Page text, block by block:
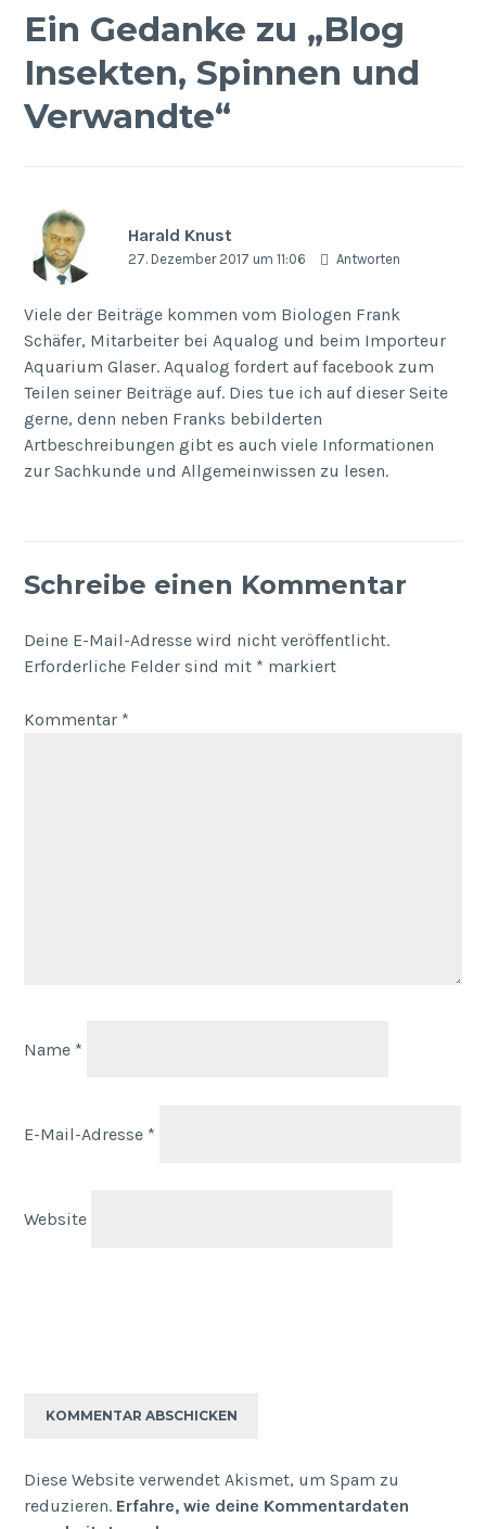
Ein Gedanke zu „Blog
Insekten, Spinnen und
Verwandte“
Harald Knust
27. Dezember 2017 um 11:06 Antworten
Viele der Beiträge kommen vom Biologen Frank
Schäfer, Mitarbeiter bei Aqualog und beim Importeur
Aquarium Glaser. Aqualog fordert auf facebook zum
Teilen seiner Beiträge auf. Dies tue ich auf dieser Seite
gerne, denn neben Franks bebilderten
Artbeschreibungen gibt es auch viele Informationen
zur Sachkunde und Allgemeinwissen zu lesen.
Schreibe einen Kommentar
Deine E-Mail-Adresse wird nicht veröffentlicht.
Erforderliche Felder sind mit * markiert
Kommentar *
Name *
E-Mail-Adresse *
Website
Diese Website verwendet Akismet, um Spam zu
reduzieren. Erfahre, wie deine Kommentardaten